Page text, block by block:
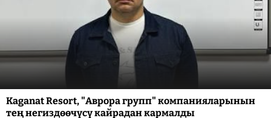
Kaganat Resort, "Аврора групп" компанияларынын
тең негиздөөчүсү кайрадан кармалды